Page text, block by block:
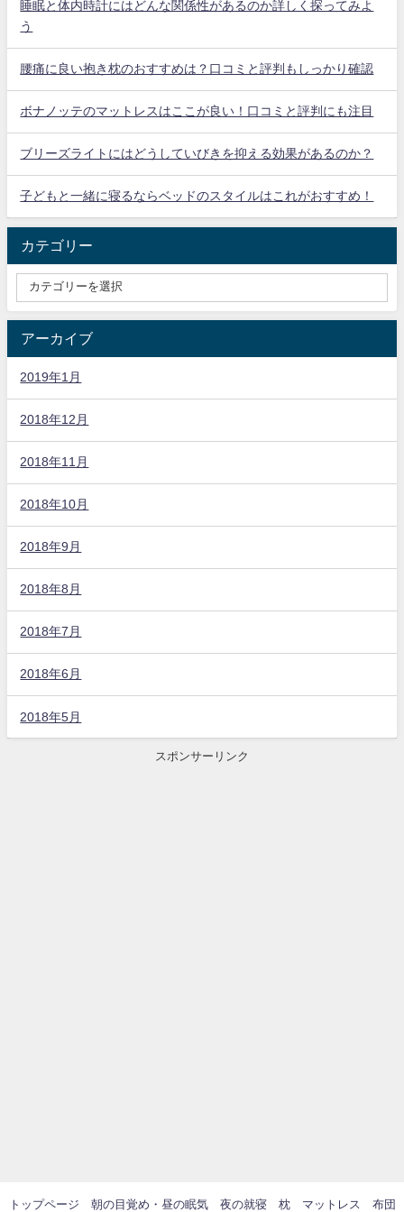
睡眠と体内時計にはどんな関係性があるのか詳しく探ってみよ
う
腰痛に良い抱き枕のおすすめは？口コミと評判もしっかり確認
ボナノッテのマットレスはここが良い！口コミと評判にも注目
ブリーズライトにはどうしていびきを抑える効果があるのか？
子どもと一緒に寝るならベッドのスタイルはこれがおすすめ！
カテゴリー
アーカイブ
2019年1月
2018年12月
2018年11月
2018年10月
2018年9月
2018年8月
2018年7月
2018年6月
2018年5月
スポンサーリンク
トップページ 朝の目覚め・昼の眠気 夜の就寝 枕 マットレス 布団